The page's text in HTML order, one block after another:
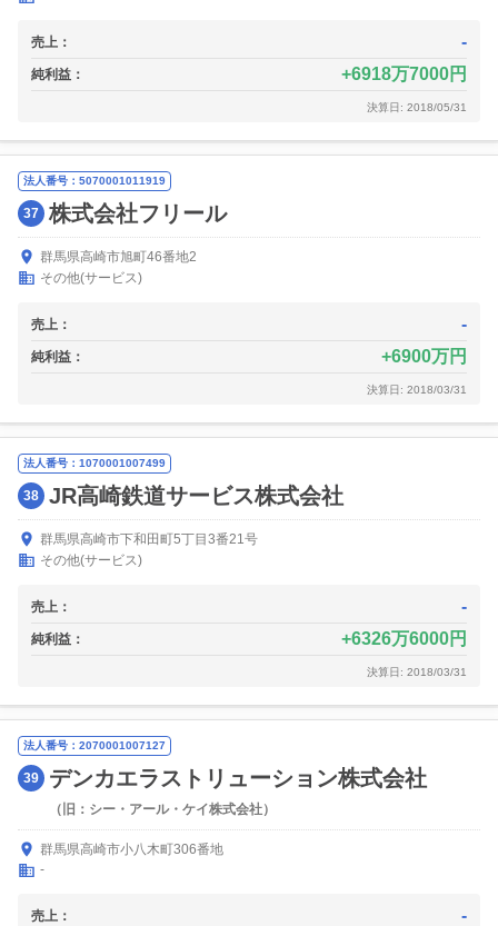
売上： -
純利益： 6918万7000円
決算日: 2018/05/31
法人番号：5070001011919
37 株式会社フリール
群馬県高崎市旭町46番地2
その他(サービス)
売上： -
純利益： 6900万円
決算日: 2018/03/31
法人番号：1070001007499
38 JR高崎鉄道サービス株式会社
群馬県高崎市下和田町5丁目3番21号
その他(サービス)
売上： -
純利益： 6326万6000円
決算日: 2018/03/31
法人番号：2070001007127
39 デンカエラストリューション株式会社
（旧：シー・アール・ケイ株式会社）
群馬県高崎市小八木町306番地
-
売上： -